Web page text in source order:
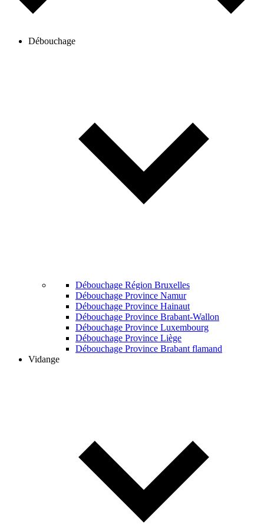
Débouchage
Débouchage Région Bruxelles
Débouchage Province Namur
Débouchage Province Hainaut
Débouchage Province Brabant-Wallon
Débouchage Province Luxembourg
Débouchage Province Liège
Débouchage Province Brabant flamand
Vidange